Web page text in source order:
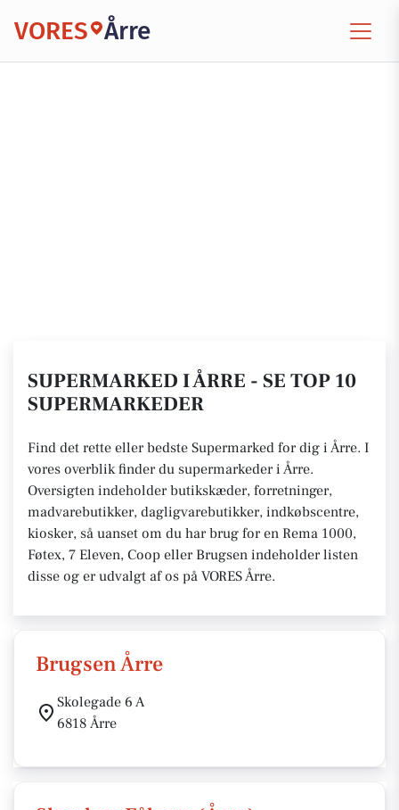
VORES Årre
SUPERMARKED I ÅRRE - SE TOP 10
SUPERMARKEDER
Find det rette eller bedste Supermarked for dig i Årre. I
vores overblik finder du supermarkeder i Årre.
Oversigten indeholder butikskæder, forretninger,
madvarebutikker, dagligvarebutikker, indkøbscentre,
kiosker, så uanset om du har brug for en Rema 1000,
Føtex, 7 Eleven, Coop eller Brugsen indeholder listen
disse og er udvalgt af os på VORES Årre.
Brugsen Årre
Skolegade 6 A
6818 Årre